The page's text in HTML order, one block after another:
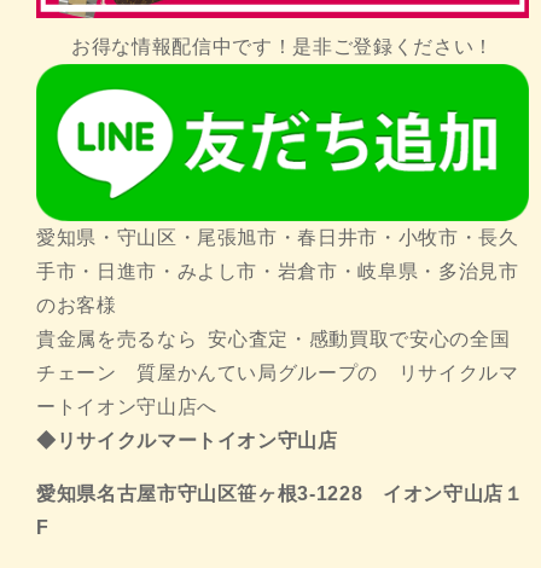
お得な情報配信中です！是非ご登録ください！
愛知県・守山区・尾張旭市・春日井市・小牧市・長久
手市・日進市・みよし市・岩倉市・岐阜県・多治見市
のお客様
貴金属を売るなら 安心査定・感動買取で安心の全国
チェーン 質屋かんてい局グループの リサイクルマ
ートイオン守山店へ
◆リサイクルマートイオン守山店
愛知県名古屋市守山区笹ヶ根3-1228 イオン守山店１
F